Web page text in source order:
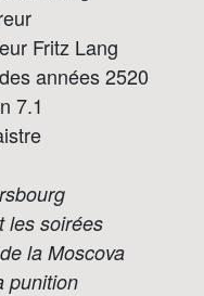
Fritz Lang
années 2520
7.1
les soirées
la Moscova
punition